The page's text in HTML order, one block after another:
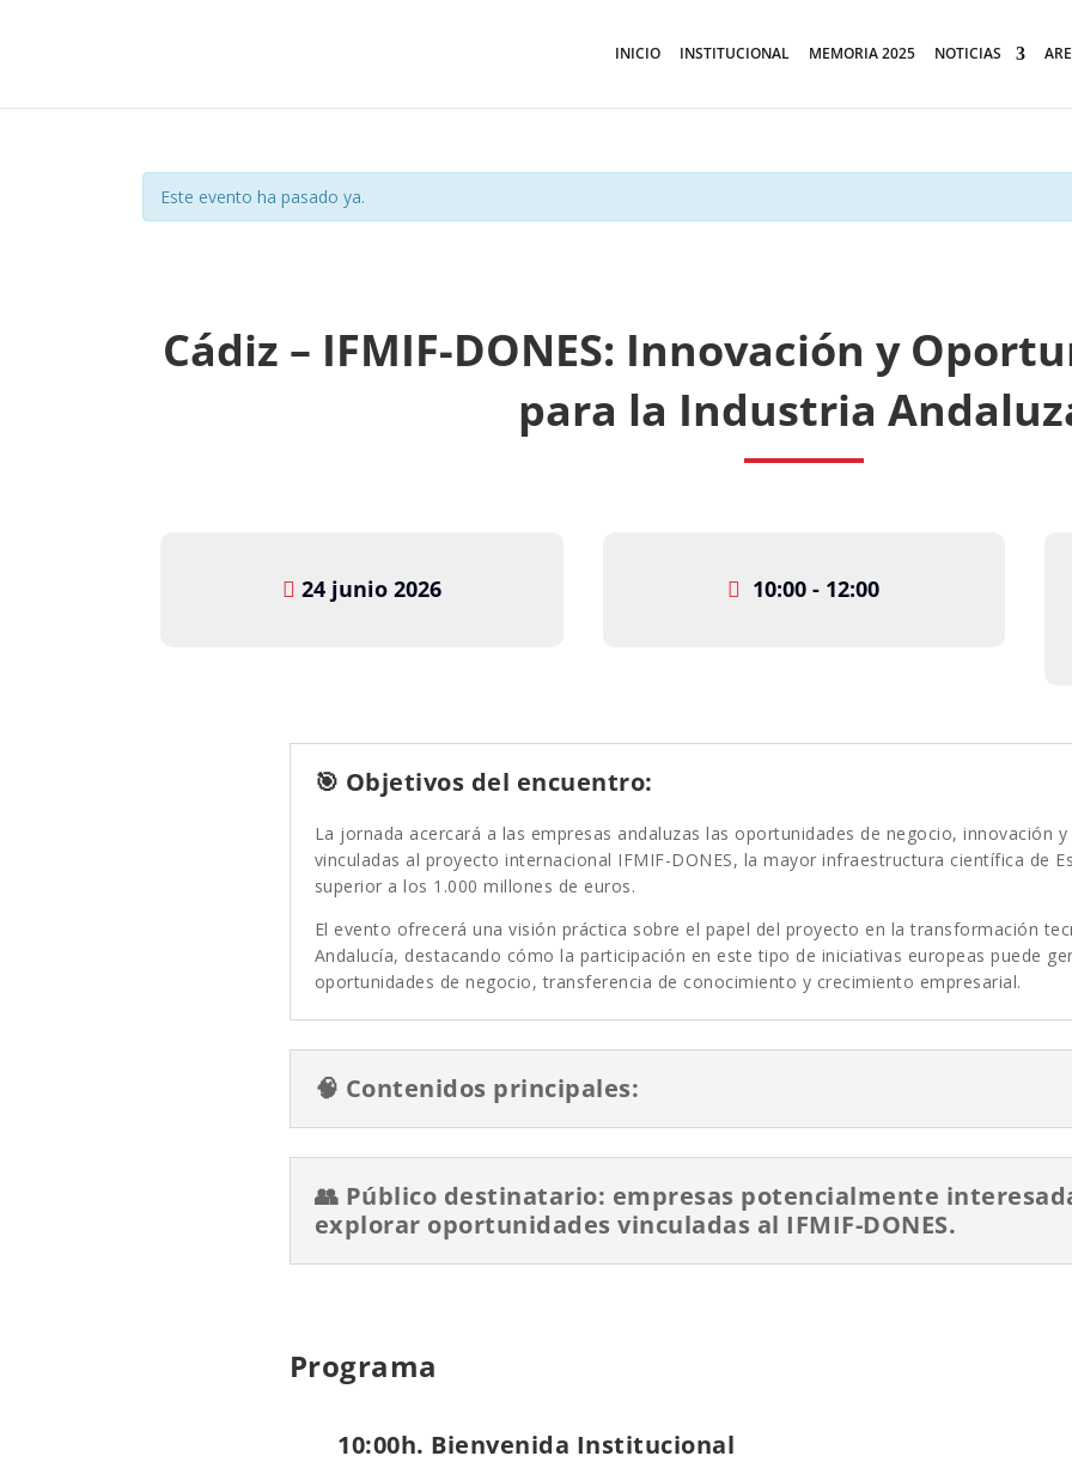
INICIO INSTITUCIONAL MEMORIA 2025 NOTICIAS
Este evento ha pasado ya.
Cádiz – IFMIF-DONES: Innovación y
para la Industria
24 junio 2026 10:00 - 12:00
🎯 Objetivos del encuentro:
La jornada acercará a las empresas andaluzas las oportunidades de negocio, innovación
vinculadas al proyecto internacional IFMIF-DONES, la mayor infraestructura científica de
superior a los 1.000 millones de euros.
El evento ofrecerá una visión práctica sobre el papel del proyecto en la transformación
Andalucía, destacando cómo la participación en este tipo de iniciativas europeas puede
oportunidades de negocio, transferencia de conocimiento y crecimiento empresarial.
🧠 Contenidos principales:
👥 Público destinatario: empresas potencialmente
explorar oportunidades vinculadas al IFMIF-DONES.
Programa
10:00h. Bienvenida Institucional